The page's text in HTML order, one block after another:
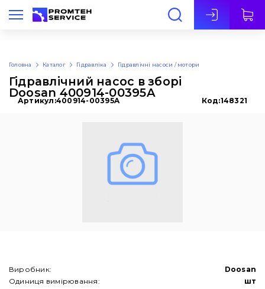
Укр
Головна Каталог Гідравліка Гідравлічні насоси / мотори
Гідравлічний насос в зборі
Doosan 400914-00395A
Артикул:400914-00395A Код:148321
Виробник:
Doosan
Одиниця вимірювання:
шт